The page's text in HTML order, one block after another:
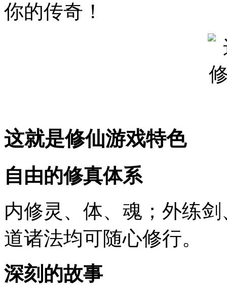
你的传奇！
这就是修仙游戏特色
自由的修真体系
内修灵、体、魂；外练
道诸法均可随心修行。
深刻的故事